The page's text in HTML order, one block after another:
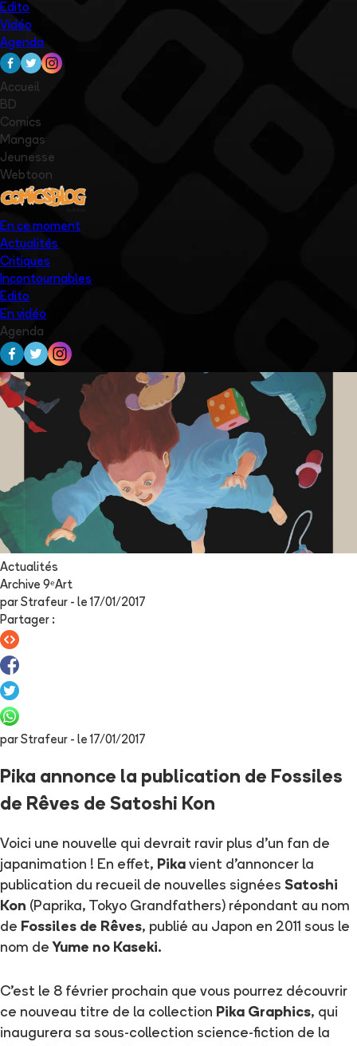
Edito
Vidéo
Agenda
Accueil
BD
Comics
Mangas
Jeunesse
Webtoon
En ce moment
Actualités
Critiques
Incontournables
Edito
En vidéo
Agenda
Actualités
Archive 9ᵉArt
par Strafeur - le 17/01/2017
Partager :
par Strafeur - le 17/01/2017
Pika annonce la publication de Fossiles
de Rêves de Satoshi Kon
Voici une nouvelle qui devrait ravir plus d'un fan de
japanimation ! En effet, Pika vient d'annoncer la
publication du recueil de nouvelles signées Satoshi
Kon (Paprika, Tokyo Grandfathers) répondant au nom
de Fossiles de Rêves, publié au Japon en 2011 sous le
nom de Yume no Kaseki.
C'est le 8 février prochain que vous pourrez découvrir
ce nouveau titre de la collection Pika Graphics, qui
inaugurera sa sous-collection science-fiction de la